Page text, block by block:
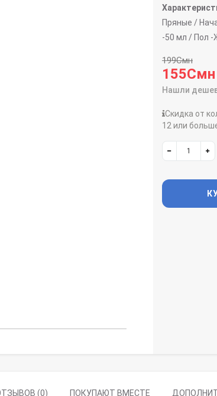
Пряные /
-50 мл / Пол -
199Смн
155Смн
Нашли
Скидка от
12 или
(0) ПОКУПАЮТ ВМЕСТЕ